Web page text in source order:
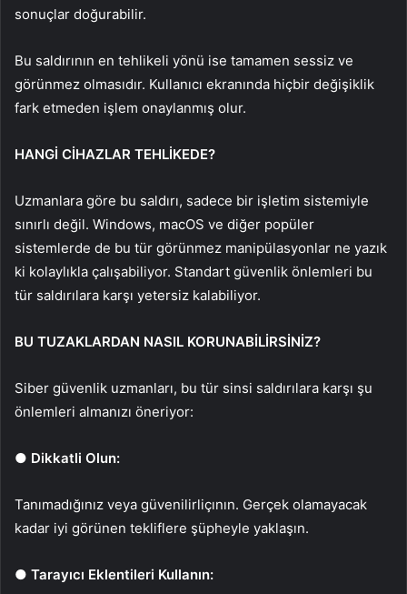
sonuçlar doğurabilir.
Bu saldırının en tehlikeli yönü ise tamamen sessiz ve
görünmez olmasıdır. Kullanıcı ekranında hiçbir değişiklik
fark etmeden işlem onaylanmış olur.
HANGİ CİHAZLAR TEHLİKEDE?
Uzmanlara göre bu saldırı, sadece bir işletim sistemiyle
sınırlı değil. Windows, macOS ve diğer popüler
sistemlerde de bu tür görünmez manipülasyonlar ne yazık
ki kolaylıkla çalışabiliyor. Standart güvenlik önlemleri bu
tür saldırılara karşı yetersiz kalabiliyor.
BU TUZAKLARDAN NASIL KORUNABİLİRSİNİZ?
Siber güvenlik uzmanları, bu tür sinsi saldırılara karşı şu
önlemleri almanızı öneriyor:
● Dikkatli Olun:
Tanımadığınız veya güvenilirliçının. Gerçek olamayacak
kadar iyi görünen tekliflere şüpheyle yaklaşın.
● Tarayıcı Eklentileri Kullanın: